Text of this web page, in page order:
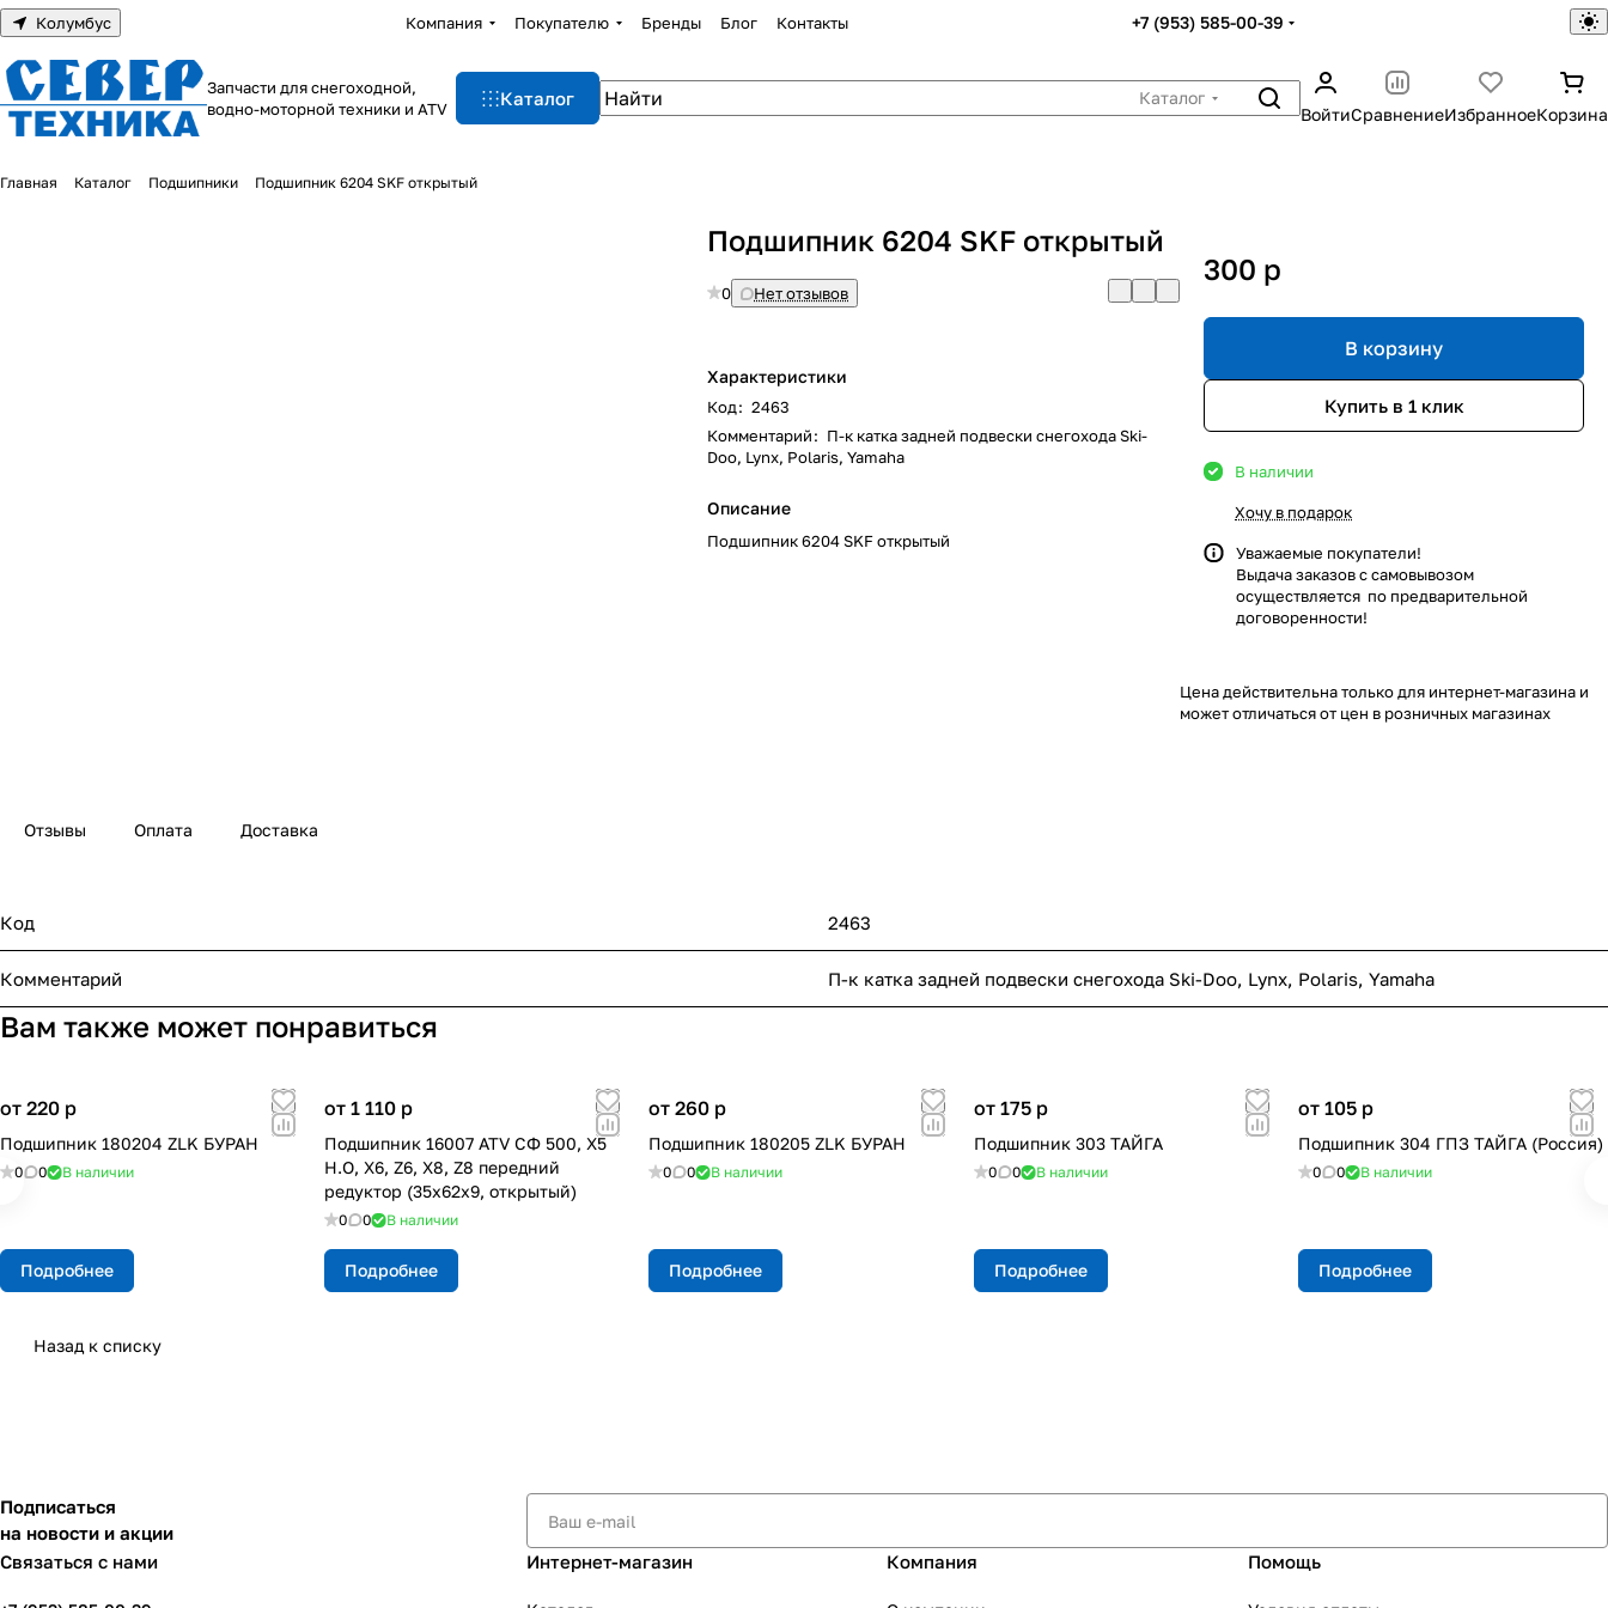
Колумбус Компания Покупателю Бренды Блог Контакты +7 (953) 585-00-39
Запчасти для снегоходной,
водно-моторной техники и ATV
Каталог
Каталог
ВойтиСравнениеИзбранноеКорзина
Главная Каталог Подшипники Подшипник 6204 SKF открытый
Подшипник 6204 SKF открытый
0 Нет отзывов
Характеристики
Код: 2463
Комментарий: П-к катка задней подвески снегохода Ski-
Doo, Lynx, Polaris, Yamaha
Описание
Подшипник 6204 SKF открытый
300 p
В корзину
Купить в 1 клик
В наличии
Хочу в подарок
Уважаемые покупатели!
Выдача заказов с самовывозом
осуществляется по предварительной
договоренности!
Цена действительна только для интернет-магазина и
может отличаться от цен в розничных магазинах
Отзывы Оплата Доставка
Код 2463
Комментарий П-к катка задней подвески снегохода Ski-Doo, Lynx, Polaris, Yamaha
Вам также может понравиться
от 220 p
Подшипник 180204 ZLK БУРАН
0 0 В наличии
Подробнее
от 1 110 p
Подшипник 16007 ATV СФ 500, X5
H.O, X6, Z6, X8, Z8 передний
редуктор (35х62х9, открытый)
0 0 В наличии
Подробнее
от 260 p
Подшипник 180205 ZLK БУРАН
0 0 В наличии
Подробнее
от 175 p
Подшипник 303 ТАЙГА
0 0 В наличии
Подробнее
от 105 p
Подшипник 304 ГПЗ ТАЙГА (Россия)
0 0 В наличии
Подробнее
Назад к списку
Подписаться
на новости и акции
Связаться с нами
Интернет-магазин Компания Помощь